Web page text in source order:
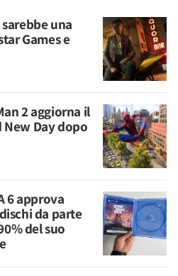
una
Games e
2 aggiorna il
Day dopo
6 approva
da parte
del suo